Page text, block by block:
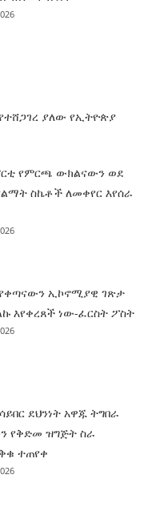
ያለው የኢትዮጵያ
የምርጫ ውክልናውን ወደ
ስኬቶች ለመቀየር እየሰራ
ኢኮኖሚያዊ ገጽታ
እየቀረጸች ነው-ፈርስት ፖስት
ደህንነት አዋጁ ትግበራ
የቅድመ ዝግጅት ስራ
ተጠየቀ